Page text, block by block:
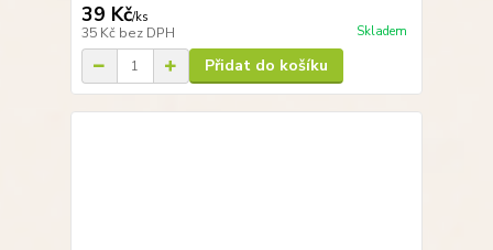
39 Kč/ks
35 Kč bez DPH Skladem
Přidat do košíku